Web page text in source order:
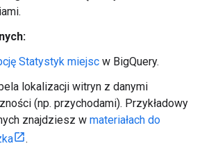
Statystyk miejsc w BigQuery.
lokalizacji witryn z danymi
(np. przychodami). Przykładowy
znajdziesz w materiałach do
.